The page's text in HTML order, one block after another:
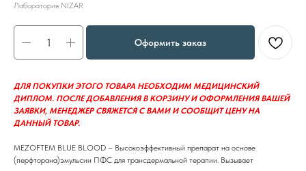
Лаборатория NIZAR
Оформить заказ
ДЛЯ ПОКУПКИ ЭТОГО ТОВАРА НЕОБХОДИМ МЕДИЦИНСКИЙ
ДИПЛОМ. ПОСЛЕ ДОБАВЛЕНИЯ В КОРЗИНУ И ОФОРМЛЕНИЯ ВАШЕЙ
ЗАЯВКИ, МЕНЕДЖЕР СВЯЖЕТСЯ С ВАМИ И СООБЩИТ ЦЕНУ НА
ДАННЫЙ ТОВАР.
MEZOFTEM BLUE BLOOD – Высокоэффективный препарат на основе
(перфторана)эмульсии ПФС для трансдермальной терапии. Вызывает